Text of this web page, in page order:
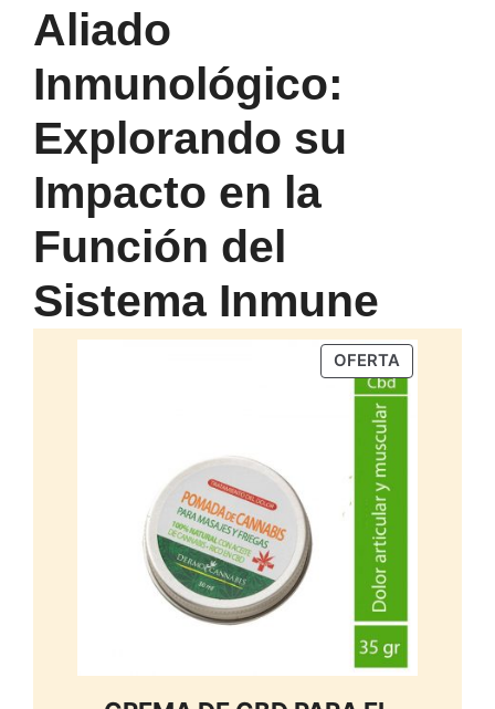
Aliado
Inmunológico:
Explorando su
Impacto en la
Función del
Sistema Inmune
OFERTAPRODUCTO
EN